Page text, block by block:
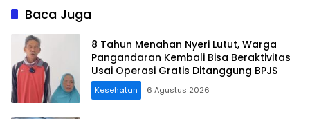
Legokjawa
Baca Juga
8 Tahun Menahan Nyeri Lutut, Warga
Pangandaran Kembali Bisa Beraktivitas
Usai Operasi Gratis Ditanggung BPJS
Kesehatan 6 Agustus 2026